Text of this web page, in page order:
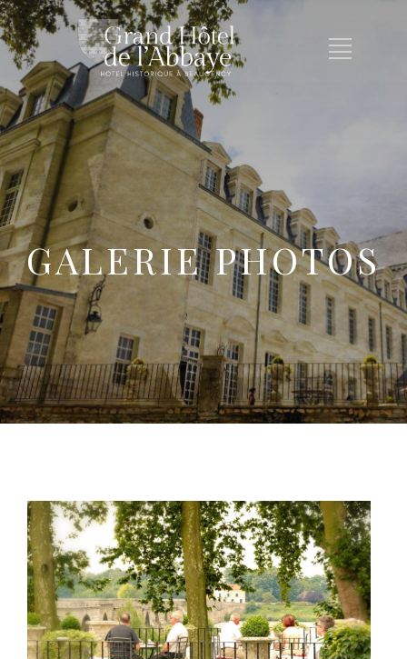
GALERIE PHOTOS